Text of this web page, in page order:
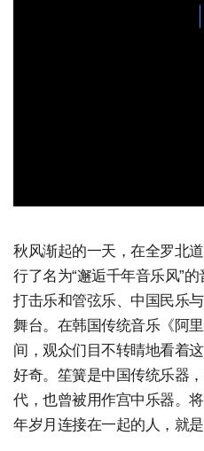
秋风渐起的一天，在全罗北
行了名为“邂逅千年音乐风”
打击乐和管弦乐、中国民乐
舞台。在韩国传统音乐《阿
间，观众们目不转睛地看着
好奇。笙簧是中国传统乐器
代，也曾被用作宫中乐器。
年岁月连接在一起的人，就